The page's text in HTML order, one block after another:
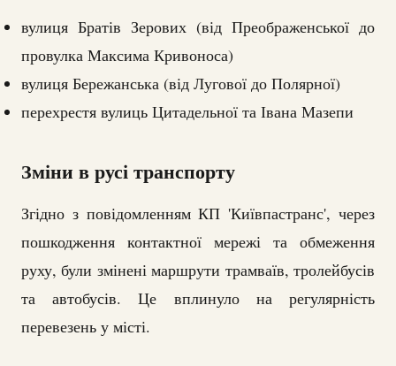
вулиця Братів Зерових (від Преображенської до
провулка Максима Кривоноса)
вулиця Бережанська (від Лугової до Полярної)
перехрестя вулиць Цитадельної та Івана Мазепи
Зміни в русі транспорту
Згідно з повідомленням КП 'Київпастранс', через
пошкодження контактної мережі та обмеження
руху, були змінені маршрути трамваїв, тролейбусів
та автобусів. Це вплинуло на регулярність
перевезень у місті.